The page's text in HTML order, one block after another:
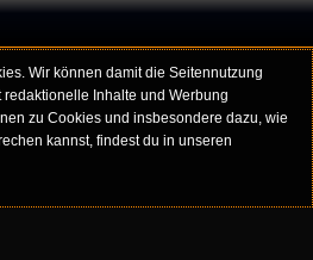
Wir können damit die Seitennutzung
Inhalte und Werbung
zu Cookies und insbesondere dazu, wie
kannst, findest du in unseren